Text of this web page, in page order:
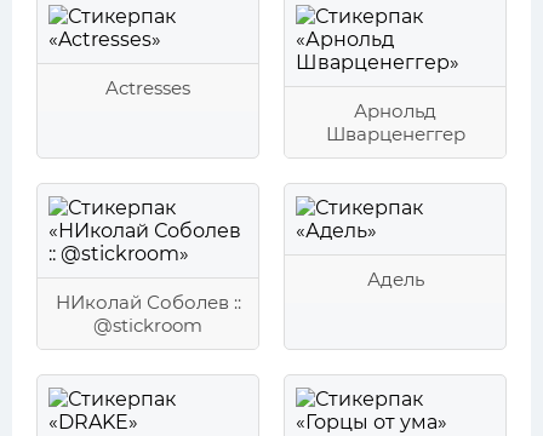
Actresses
Арнольд
Шварценеггер
НИколай Соболев ::
@stickroom
Адель